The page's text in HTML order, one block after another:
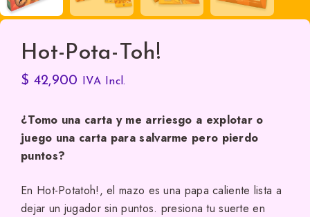
Hot-Pota-Toh!
$ 42,900 IVA Incl.
¿Tomo una carta y me arriesgo a explotar o
juego una carta para salvarme pero pierdo
puntos?
En Hot-Potatoh!, el mazo es una papa caliente lista a
dejar un jugador sin puntos. presiona tu suerte en